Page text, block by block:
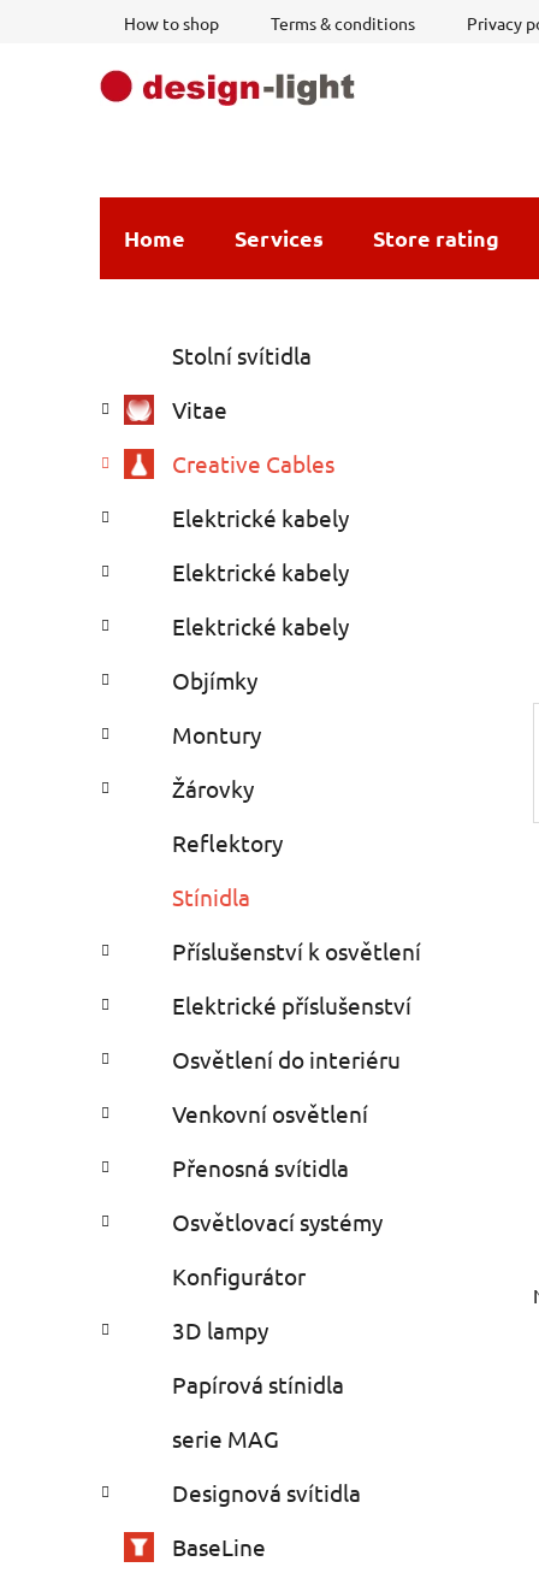
How to shop Terms & conditions Privacy
Home Services Store rating
d
b
r
categories
e
o
i
s
Stolní svítidla
Vitae
Creative Cables
Elektrické kabely
Elektrické kabely
Elektrické kabely
Objímky
Montury
Žárovky
Reflektory
Stínidla
Příslušenství k osvětlení
Elektrické příslušenství
Osvětlení do interiéru
Venkovní osvětlení
Přenosná svítidla
Osvětlovací systémy
Konfigurátor
3D lampy
Papírová stínidla
serie MAG
Designová svítidla
BaseLine